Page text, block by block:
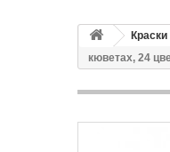
кюветах, 24